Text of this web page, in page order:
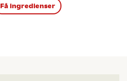
Få ingredienser